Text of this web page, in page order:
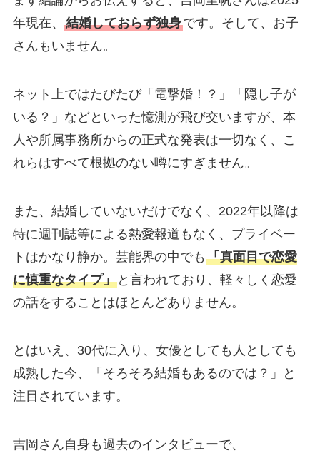
年現在、 結婚しておらず独身です。そして、お子
さんもいません。
ネット上ではたびたび「電撃婚！？」「隠し子が
いる？」などといった憶測が飛び交いますが、本
人や所属事務所からの正式な発表は一切なく、こ
れらはすべて根拠のない噂にすぎません。
また、結婚していないだけでなく、2022年以降は
特に週刊誌等による熱愛報道もなく、プライベー
トはかなり静か。芸能界の中でも 「真面目で恋愛
に慎重なタイプ」と言われており、軽々しく恋愛
の話をすることはほとんどありません。
とはいえ、30代に入り、女優としても人としても
成熟した今、「そろそろ結婚もあるのでは？」と
注目されています。
吉岡さん自身も過去のインタビューで、